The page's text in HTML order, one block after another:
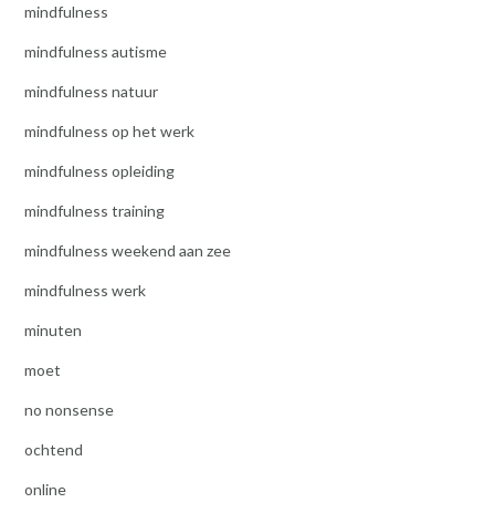
mindfulness
mindfulness autisme
mindfulness natuur
mindfulness op het werk
mindfulness opleiding
mindfulness training
mindfulness weekend aan zee
mindfulness werk
minuten
moet
no nonsense
ochtend
online